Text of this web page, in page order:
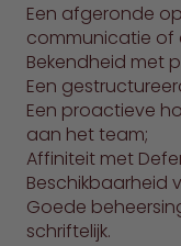
Een afgeronde
communicatie of
Bekendheid met
Een
Een proactieve
aan het team;
Affiniteit met
Beschikbaarheid
Goede
schriftelijk.